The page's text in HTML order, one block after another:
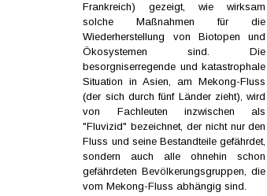
Frankreich) gezeigt, wie wirksam
solche Maßnahmen für die
Wiederherstellung von Biotopen und
Ökosystemen sind. Die
besorgniserregende und katastrophale
Situation in Asien, am Mekong-Fluss
(der sich durch fünf Länder zieht), wird
von Fachleuten inzwischen als
"Fluvizid" bezeichnet, der nicht nur den
Fluss und seine Bestandteile gefährdet,
sondern auch alle ohnehin schon
gefährdeten Bevölkerungsgruppen, die
vom Mekong-Fluss abhängig sind.